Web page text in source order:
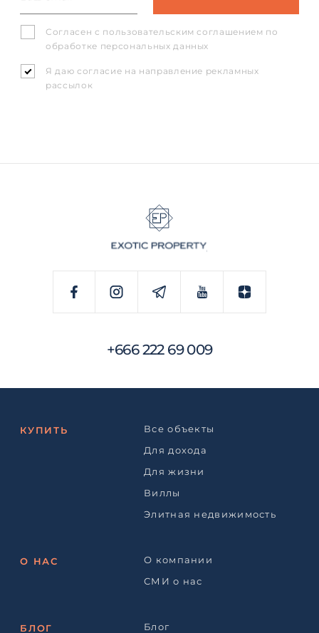
Согласен с пользовательским соглашением по
обработке персональных данных
Я даю согласие на направление рекламных
рассылок
+666 222 69 009
КУПИТЬ
Все объекты
Для дохода
Для жизни
Виллы
Элитная недвижимость
О НАС
О компании
СМИ о нас
БЛОГ Блог